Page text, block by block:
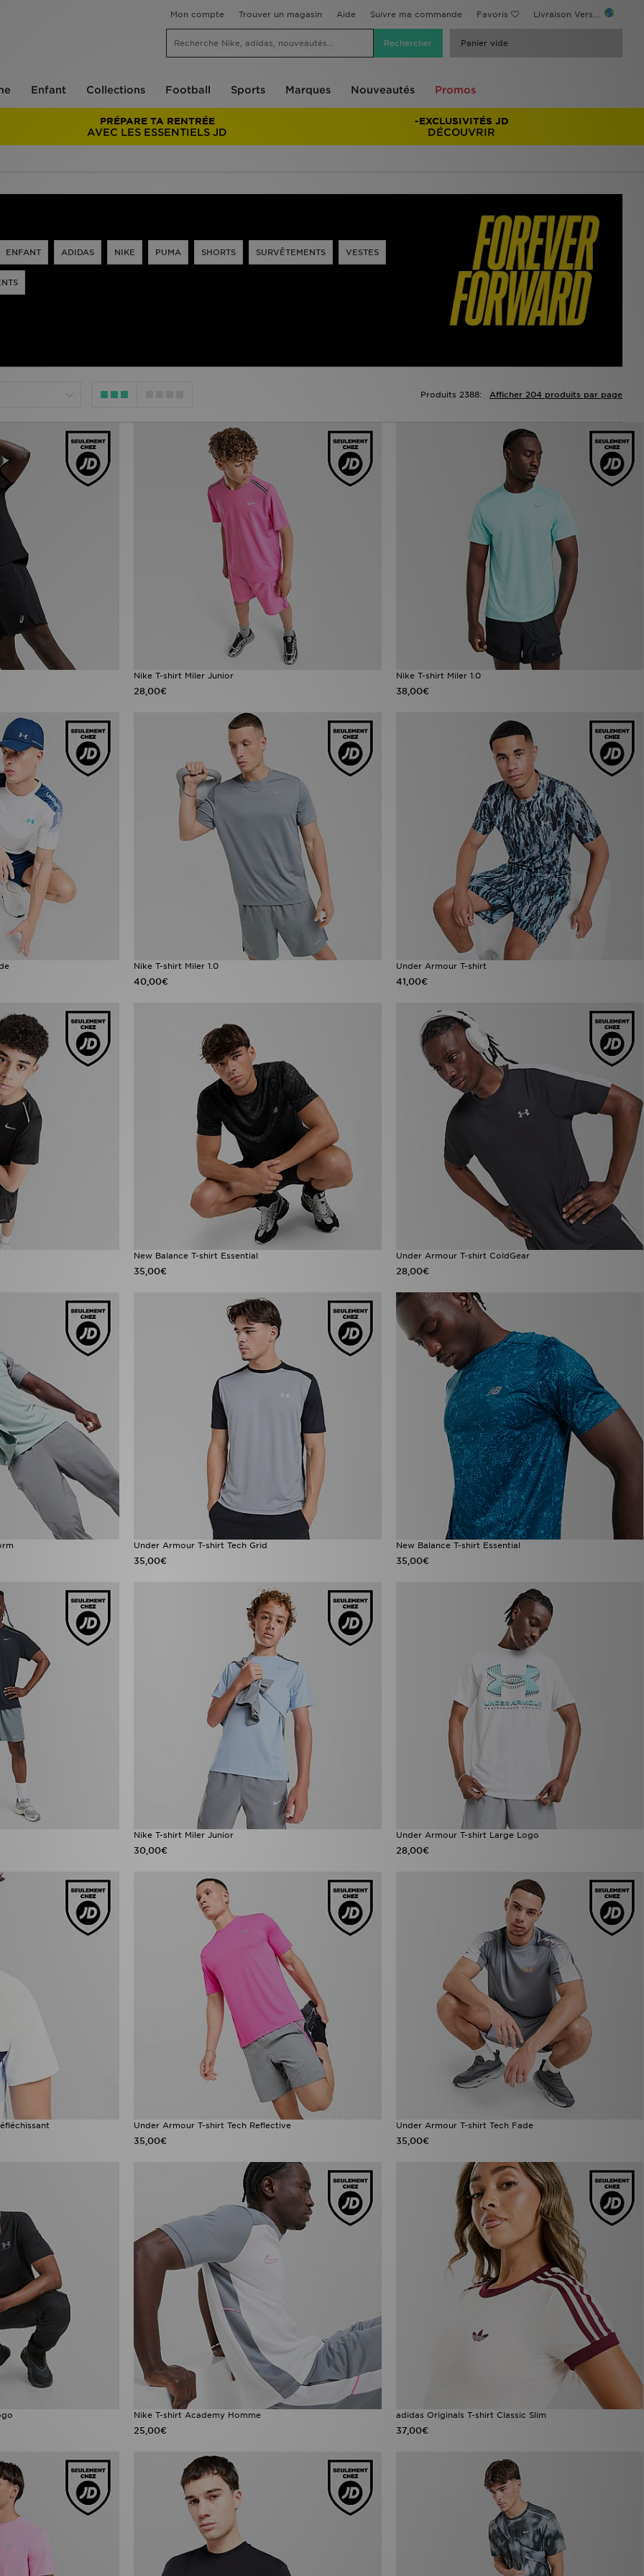
Mon compte Trouver un magasin Aide Suivre ma commande Favoris Livraison Vers...
Panier vide
Enfant Collections Football Sports Marques Nouveautés Promos
PRÉPARE TA RENTRÉE
AVEC LES ESSENTIELS JD
-EXCLUSIVITÉS JD
DÉCOUVRIR
ENFANT ADIDAS NIKE PUMA SHORTS SURVÊTEMENTS VESTES
Afficher 204 produits par page
Produits 2388:
Nike T-shirt Miler Junior
28,00€
Nike T-shirt Miler 1.0
38,00€
Nike T-shirt Miler 1.0
40,00€
Under Armour T-shirt
41,00€
New Balance T-shirt Essential
35,00€
Under Armour T-shirt ColdGear
28,00€
Under Armour T-shirt Tech Grid
35,00€
New Balance T-shirt Essential
35,00€
Nike T-shirt Miler Junior
30,00€
Under Armour T-shirt Large Logo
28,00€
Under Armour T-shirt Tech Reflective
35,00€
Under Armour T-shirt Tech Fade
35,00€
Nike T-shirt Academy Homme
25,00€
adidas Originals T-shirt Classic Slim
37,00€